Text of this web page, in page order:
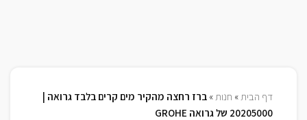
דף הבית » חנות » ברז רחצה מהקיר מים קרים בלבד גרואה |
20205000 של גרואה GROHE